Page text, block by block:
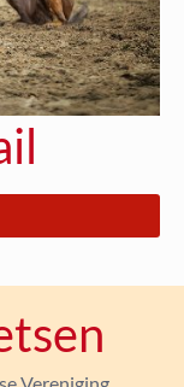
Vereniging